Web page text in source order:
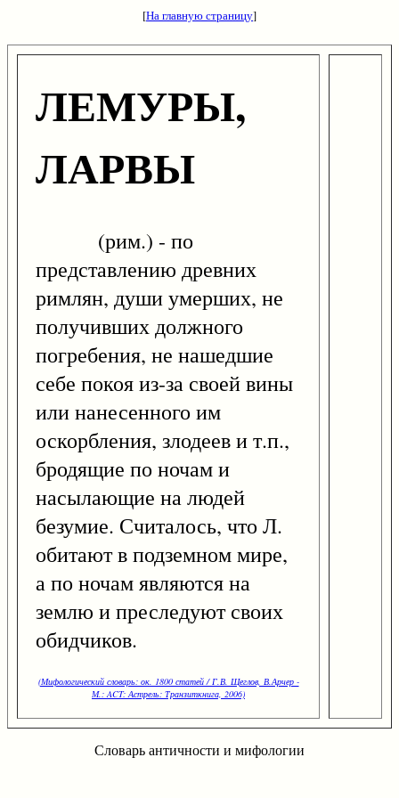
[На главную страницу]
ЛЕМУРЫ,
ЛАРВЫ
(рим.) - по
представлению древних
римлян, души умерших, не
получивших должного
погребения, не нашедшие
себе покоя из-за своей вины
или нанесенного им
оскорбления, злодеев и т.п.,
бродящие по ночам и
насылающие на людей
безумие. Считалось, что Л.
обитают в подземном мире,
а по ночам являются на
землю и преследуют своих
обидчиков.
(Мифологический словарь: ок. 1800 статей / Г.В. Щеглов, В.Арчер -
М.: ACT: Астрель: Транзиткнига, 2006)
Словарь античности и мифологии